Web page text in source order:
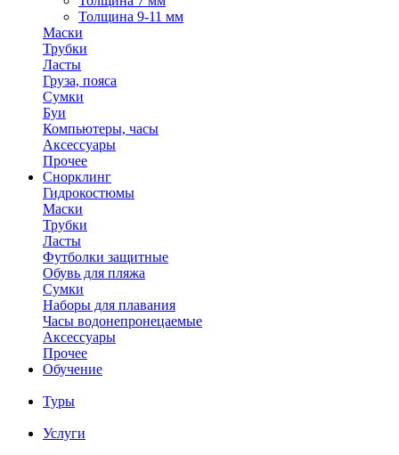
Толщина 9-11 мм
Маски
Трубки
Ласты
Груза, пояса
Сумки
Буи
Компьютеры, часы
Аксессуары
Прочее
Снорклинг
Гидрокостюмы
Маски
Трубки
Ласты
Футболки защитные
Обувь для пляжа
Сумки
Наборы для плавания
Часы водонепронецаемые
Аксессуары
Прочее
Обучение
Туры
Услуги